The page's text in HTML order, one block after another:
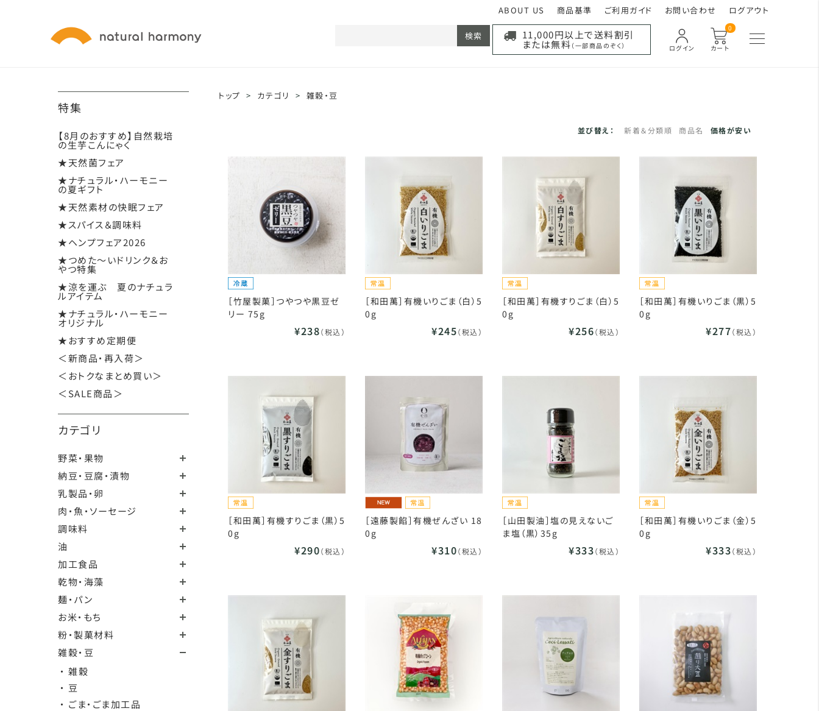
ABOUT US 商品基準 ご利用ガイド お問い合わせ ログアウト
カート
0
ログイン
11,000円以上で送料割引
または無料 （一部商品のぞく）
検索
特集
【8月のおすすめ】自然栽培
の生芋こんにゃく
★天然菌フェア
★ナチュラル・ハーモニー
の夏ギフト
★天然素材の快眠フェア
★スパイス＆調味料
★ヘンプフェア2026
★つめた～いドリンク＆お
やつ特集
★涼を運ぶ 夏のナチュラ
ルアイテム
★ナチュラル・ハーモニー
オリジナル
★おすすめ定期便
＜新商品・再入荷＞
＜おトクなまとめ買い＞
＜SALE商品＞
カテゴリ
野菜・果物
納豆・豆腐・漬物
乳製品・卵
肉・魚・ソーセージ
調味料
油
加工食品
乾物・海藻
麺・パン
お米・もち
粉・製菓材料
雑穀・豆
・ 雑穀
・ 豆
・ ごま・ごま加工品
トップ > カテゴリ > 雑穀・豆
並び替え： 新着＆分類順 商品名 価格が安い
［竹屋製菓］つやつや黒豆ゼ
リー 75g
¥238（税込）
［和田萬］有機いりごま（白）5
0g
¥245（税込）
［和田萬］有機すりごま（白）5
0g
¥256（税込）
［和田萬］有機いりごま（黒）5
0g
¥277（税込）
［和田萬］有機すりごま（黒）5
0g
¥290（税込）
［遠藤製餡］有機ぜんざい 18
0g
¥310（税込）
［山田製油］塩の見えないご
ま塩（黒）35g
¥333（税込）
［和田萬］有機いりごま（金）5
0g
¥333（税込）